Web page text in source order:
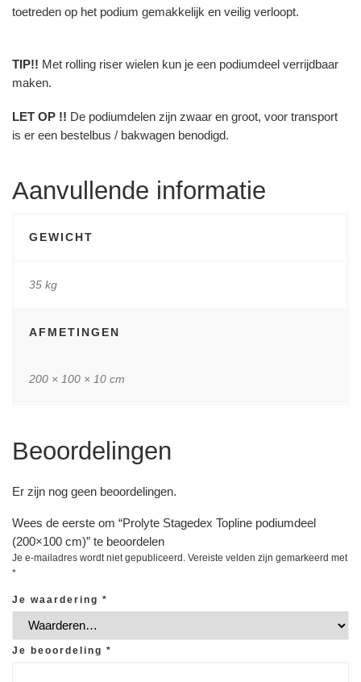
toetreden op het podium gemakkelijk en veilig verloopt.
TIP!! Met rolling riser wielen kun je een podiumdeel verrijdbaar
maken.
LET OP !! De podiumdelen zijn zwaar en groot, voor transport
is er een bestelbus / bakwagen benodigd.
Aanvullende informatie
GEWICHT
35 kg
AFMETINGEN
200 × 100 × 10 cm
Beoordelingen
Er zijn nog geen beoordelingen.
Wees de eerste om “Prolyte Stagedex Topline podiumdeel
(200×100 cm)” te beoordelen
Je e-mailadres wordt niet gepubliceerd. Vereiste velden zijn gemarkeerd met
*
Je waardering *
Je beoordeling *